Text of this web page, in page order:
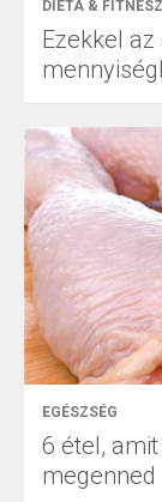
DIÉTA & FITNESZ
Ezekkel
EGÉSZSÉG
6 étel,
megenned